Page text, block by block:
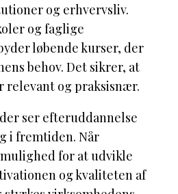
og erhvervsliv.
og faglige
løbende kurser, der
behov. Det sikrer, at
relevant og praksisnær.
ser efteruddannelse
i fremtiden. Når
for at udvikle
og kvaliteten af